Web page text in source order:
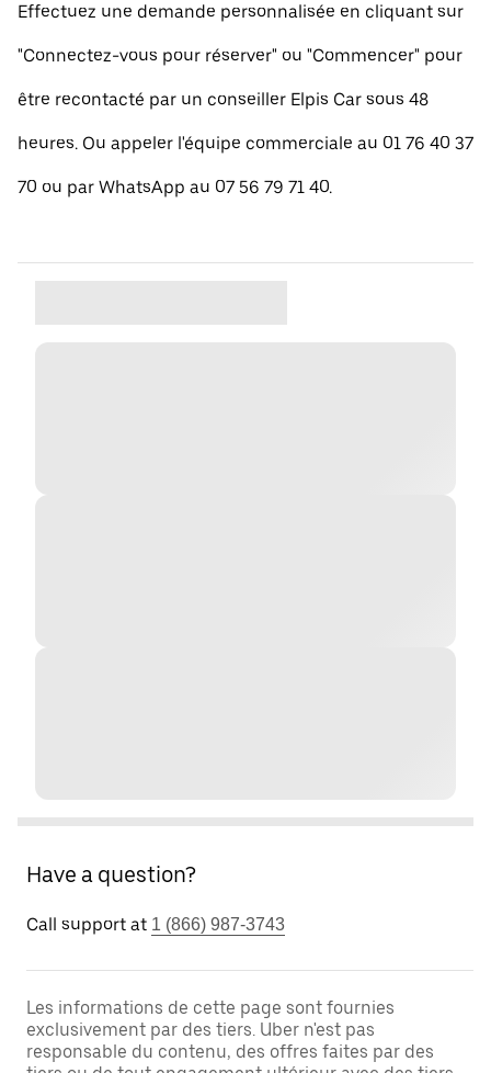
Effectuez une demande personnalisée en cliquant sur
"Connectez-vous pour réserver" ou "Commencer" pour
être recontacté par un conseiller Elpis Car sous 48
heures. Ou appeler l'équipe commerciale au 01 76 40 37
70 ou par WhatsApp au 07 56 79 71 40.
Have a question?
Call support at 1 (866) 987-3743
Les informations de cette page sont fournies
exclusivement par des tiers. Uber n'est pas
responsable du contenu, des offres faites par des